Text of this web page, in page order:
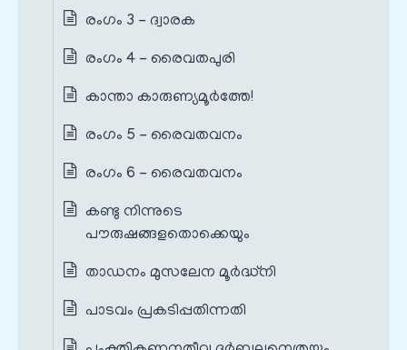
രംഗം 3 - ദ്വാരക
രംഗം 4 - രൈവതപുരി
കാന്താ കാരുണ്യമൂർത്തേ!
രംഗം 5 - രൈവതവനം
രംഗം 6 - രൈവതവനം
കണ്ടു നിന്നുടെ
പൗരുഷങ്ങളതൊക്കെയും
താഡനം മുസലേന മൂർദ്ധ്നി
പാടവം പ്രകടിപ്പതിന്നതി